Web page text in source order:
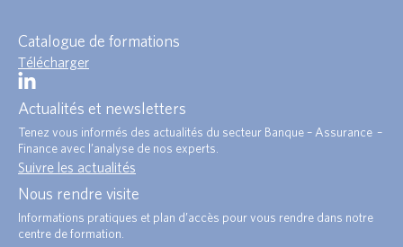
Catalogue de formations
Télécharger
Actualités et newsletters
Tenez vous informés des actualités du secteur Banque – Assurance –
Finance avec l’analyse de nos experts.
Suivre les actualités
Nous rendre visite
Informations pratiques et plan d’accès pour vous rendre dans notre
centre de formation.